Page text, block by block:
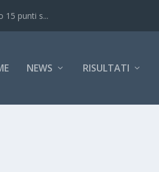
15 punti s...
NEWS RISULTATI